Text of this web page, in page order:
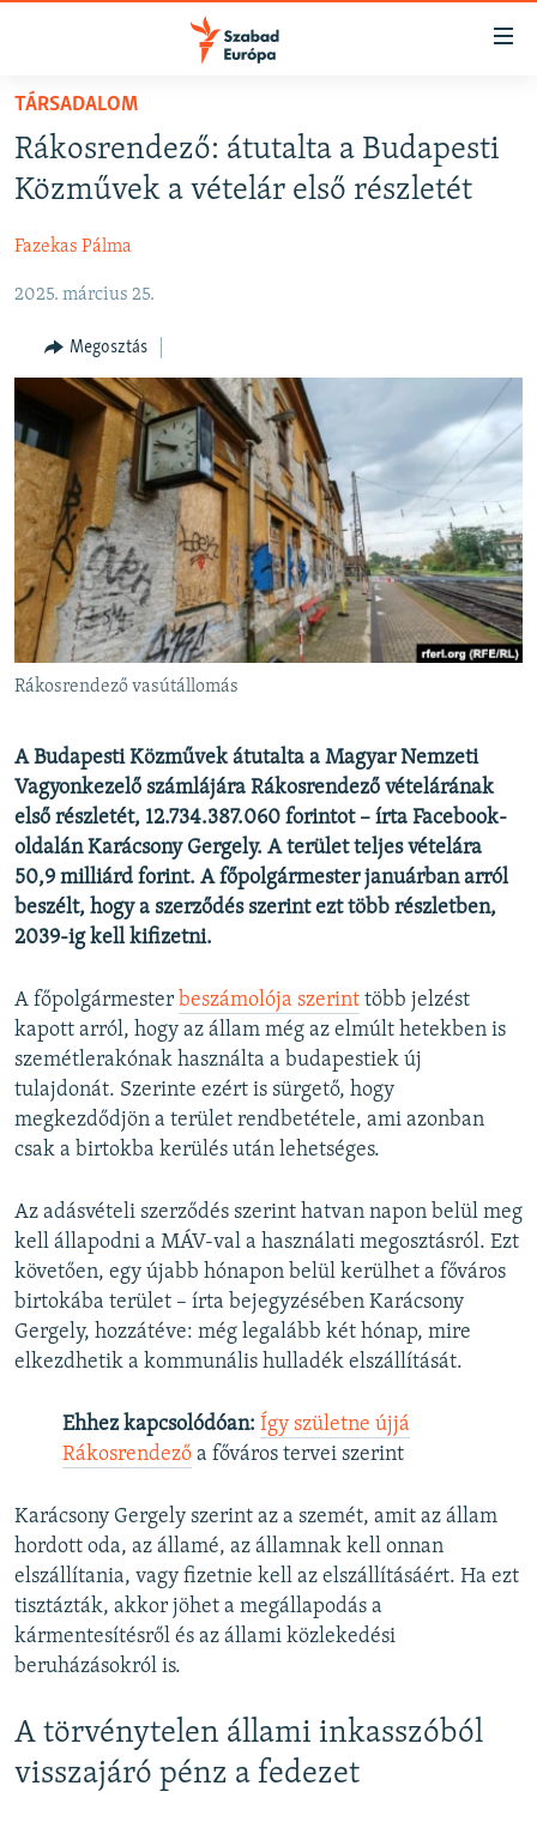
Akadálymentes
Ugrás
fő
oldalra
Ugrás
NAPIRENDEN
AKTUÁLIS
VIDEÓK
ELEMZŐ
NER15
SZABADON
TÁRSADALOM
DEMOKRÁCIA
A PÉNZ NYOMÁBAN
EURÓPAI UNIÓ
VILÁG
KLÍMAVÁLTOZÁS
A MÚLT TANULSÁGAI
KÖVESSEN MINKET!
Valamennyi RFE/RL weboldal
TÁRSADALOM
Rákosrendező: átutalta a Budapesti
Közművek a vételár első részletét
Fazekas Pálma
2025. március 25.
Megosztás
Rákosrendező vasútállomás
A Budapesti Közművek átutalta a Magyar Nemzeti
Vagyonkezelő számlájára Rákosrendező vételárának
első részletét, 12.734.387.060 forintot – írta Facebook-
oldalán Karácsony Gergely. A terület teljes vételára
50,9 milliárd forint. A főpolgármester januárban arról
beszélt, hogy a szerződés szerint ezt több részletben,
2039-ig kell kifizetni.
A főpolgármester beszámolója szerint több jelzést
kapott arról, hogy az állam még az elmúlt hetekben is
szemétlerakónak használta a budapestiek új
tulajdonát. Szerinte ezért is sürgető, hogy
megkezdődjön a terület rendbetétele, ami azonban
csak a birtokba kerülés után lehetséges.
Az adásvételi szerződés szerint hatvan napon belül meg
kell állapodni a MÁV-val a használati megosztásról. Ezt
követően, egy újabb hónapon belül kerülhet a főváros
birtokába terület – írta bejegyzésében Karácsony
Gergely, hozzátéve: még legalább két hónap, mire
elkezdhetik a kommunális hulladék elszállítását.
Ehhez kapcsolódóan: Így születne újjá
Rákosrendező a főváros tervei szerint
Karácsony Gergely szerint az a szemét, amit az állam
hordott oda, az államé, az államnak kell onnan
elszállítania, vagy fizetnie kell az elszállításáért. Ha ezt
tisztázták, akkor jöhet a megállapodás a
kármentesítésről és az állami közlekedési
beruházásokról is.
A törvénytelen állami inkasszóból
visszajáró pénz a fedezet